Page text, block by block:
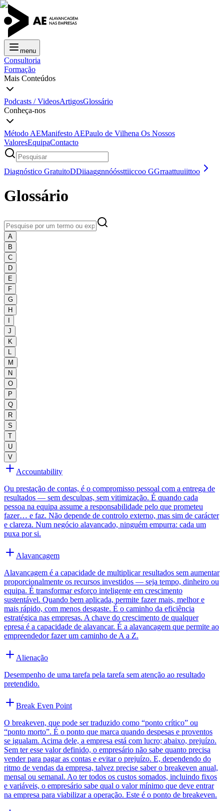
menu
Consultoria
Formação
Mais Conteúdos
Podcasts / VideosArtigosGlossário
Conheça-nos
Método AEManifesto AEPaulo de Vilhena Os Nossos
ValoresEquipaContacto
Diagnóstico GratuitoDDiiaaggnnóóssttiiccoo GGrraattuuiittoo
Glossário
A
B
C
D
E
F
G
H
J
K
M
N
O
P
Q
R
S
T
U
V
Accountability
Ou prestação de contas, é o compromisso pessoal com a entrega de
resultados — sem desculpas, sem vitimização. É quando cada
pessoa na equipa assume a responsabilidade pelo que prometeu
fazer… e faz. Não depende de controlo externo, mas sim de carácter
e clareza. Num negócio alavancado, ninguém empurra: cada um
puxa por si.
Alavancagem
Alavancagem é a capacidade de multiplicar resultados sem aumentar
proporcionalmente os recursos investidos — seja tempo, dinheiro ou
equipa. É transformar esforço inteligente em crescimento
sustentável. Quando bem aplicada, permite fazer mais, melhor e
mais rápido, com menos desgaste. É o caminho da eficiência
estratégica nas empresas. A chave do crescimento de qualquer
epresa é a capacidade de alavancar. É a alavancagem que permite ao
empreendedor fazer um caminho de A a Z.
Alienação
Desempenho de uma tarefa pela tarefa sem atenção ao resultado
pretendido.
Break Even Point
O breakeven, que pode ser traduzido como “ponto crítico” ou
“ponto morto”. É o ponto que marca quando despesas e proventos
se igualam. Acima dele, a empresa está com lucro; abaixo, prejuízo.
Sem ter esse valor definido, o empresário não sabe quanto precisa
vender para pagar as contas e evitar o prejuízo. E, dependendo do
ritmo de vendas da empresa, talvez precise saber o breakeven anual,
mensal ou semanal. Ao ter todos os custos somados, incluindo fixos
e variáveis, o empresário sabe qual o valor mínimo que deve entrar
na empresa para viabilizar a operação. Este é o ponto de breakeven.